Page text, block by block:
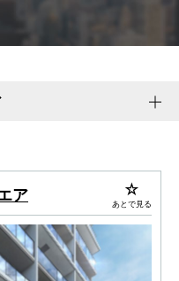
ア あとで見る